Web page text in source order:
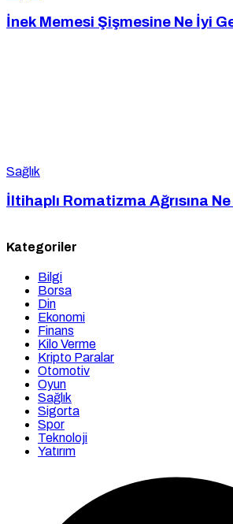
İnek Memesi Şişmesine Ne İyi
Sağlık
İltihaplı Romatizma Ağrısına
Kategoriler
Bilgi
Borsa
Din
Ekonomi
Finans
Kilo Verme
Kripto Paralar
Otomotiv
Oyun
Sağlık
Sigorta
Spor
Teknoloji
Yatırım